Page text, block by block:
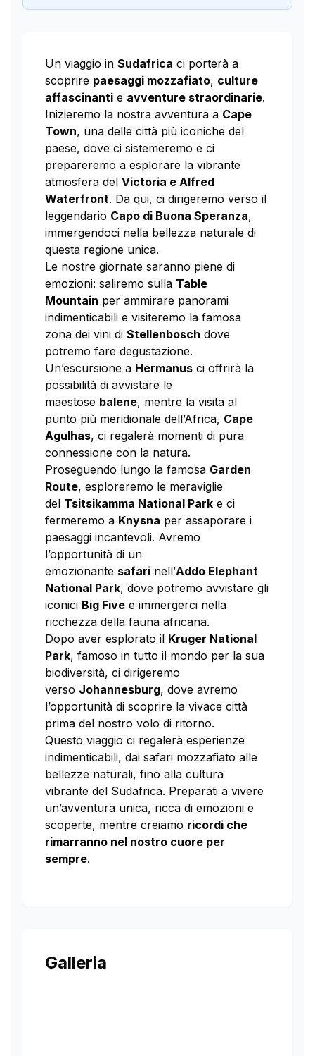
Un viaggio in Sudafrica ci porterà a
scoprire paesaggi mozzafiato, culture
affascinanti e avventure straordinarie.
Inizieremo la nostra avventura a Cape
Town, una delle città più iconiche del
paese, dove ci sistemeremo e ci
prepareremo a esplorare la vibrante
atmosfera del Victoria e Alfred
Waterfront. Da qui, ci dirigeremo verso il
leggendario Capo di Buona Speranza,
immergendoci nella bellezza naturale di
questa regione unica.
Le nostre giornate saranno piene di
emozioni: saliremo sulla Table
Mountain per ammirare panorami
indimenticabili e visiteremo la famosa
zona dei vini di Stellenbosch dove
potremo fare degustazione.
Un’escursione a Hermanus ci offrirà la
possibilità di avvistare le
maestose balene, mentre la visita al
punto più meridionale dell’Africa, Cape
Agulhas, ci regalerà momenti di pura
connessione con la natura.
Proseguendo lungo la famosa Garden
Route, esploreremo le meraviglie
del Tsitsikamma National Park e ci
fermeremo a Knysna per assaporare i
paesaggi incantevoli. Avremo
l’opportunità di un
emozionante safari nell’Addo Elephant
National Park, dove potremo avvistare gli
iconici Big Five e immergerci nella
ricchezza della fauna africana.
Dopo aver esplorato il Kruger National
Park, famoso in tutto il mondo per la sua
biodiversità, ci dirigeremo
verso Johannesburg, dove avremo
l’opportunità di scoprire la vivace città
prima del nostro volo di ritorno.
Questo viaggio ci regalerà esperienze
indimenticabili, dai safari mozzafiato alle
bellezze naturali, fino alla cultura
vibrante del Sudafrica. Preparati a vivere
un’avventura unica, ricca di emozioni e
scoperte, mentre creiamo ricordi che
rimarranno nel nostro cuore per
sempre.
Galleria